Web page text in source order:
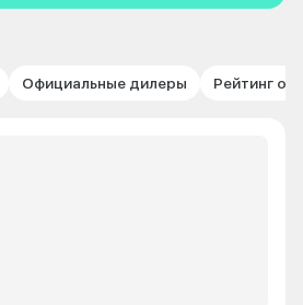
Официальные дилеры Рейтинг